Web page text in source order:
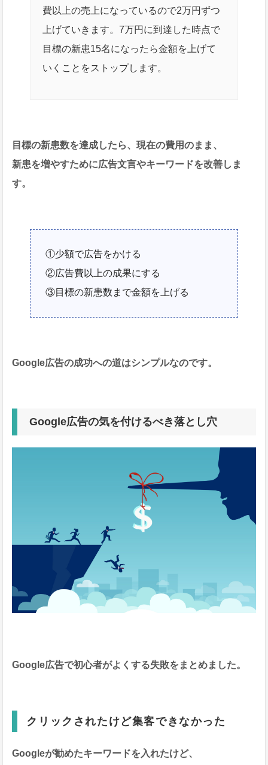
費以上の売上になっているので2万円ずつ
上げていきます。7万円に到達した時点で
目標の新患15名になったら金額を上げて
いくことをストップします。
目標の新患数を達成したら、現在の費用のまま、
新患を増やすために広告文言やキーワードを改善しま
す。
①少額で広告をかける
②広告費以上の成果にする
③目標の新患数まで金額を上げる
Google広告の成功への道はシンプルなのです。
Google広告の気を付けるべき落とし穴
Google広告で初心者がよくする失敗をまとめました。
クリックされたけど集客できなかった
Googleが勧めたキーワードを入れたけど、